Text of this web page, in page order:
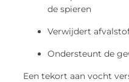
de spieren
Verwijdert
Ondersteunt de
Een tekort aan vocht